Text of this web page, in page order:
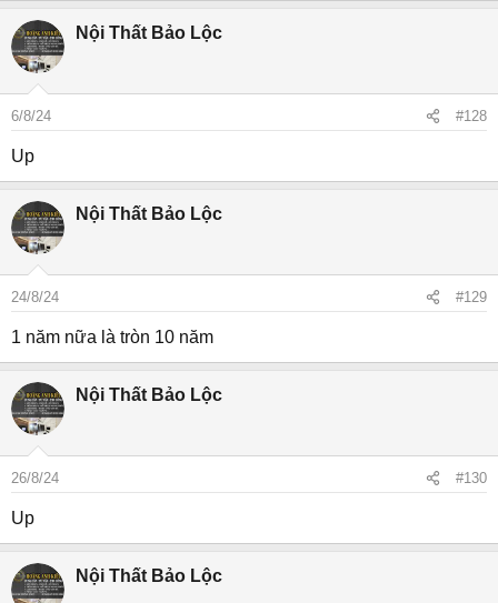
Nội Thất Bảo Lộc
6/8/24 #128
Up
Nội Thất Bảo Lộc
24/8/24 #129
1 năm nữa là tròn 10 năm
Nội Thất Bảo Lộc
26/8/24 #130
Up
Nội Thất Bảo Lộc